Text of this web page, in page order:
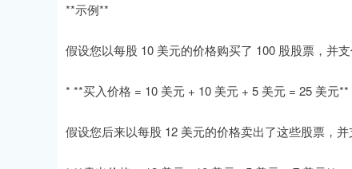
**示例**
假设您以每股 10 美元的价格购买了 100 股股票，并
* **买入价格 = 10 美元 + 10 美元 + 5 美元 = 25 美元**
假设您后来以每股 12 美元的价格卖出了这些股票，并